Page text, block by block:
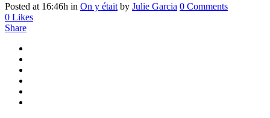
Posted at 16:46h in On y était by Julie Garcia 0 Comments
0 Likes
Share